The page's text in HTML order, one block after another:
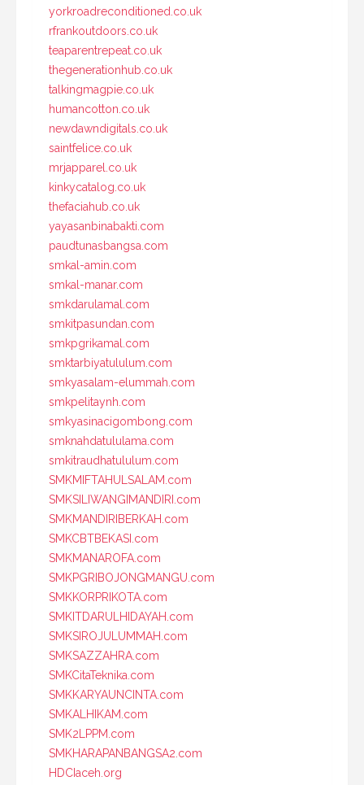
yorkroadreconditioned.co.uk
rfrankoutdoors.co.uk
teaparentrepeat.co.uk
thegenerationhub.co.uk
talkingmagpie.co.uk
humancotton.co.uk
newdawndigitals.co.uk
saintfelice.co.uk
mrjapparel.co.uk
kinkycatalog.co.uk
thefaciahub.co.uk
yayasanbinabakti.com
paudtunasbangsa.com
smkal-amin.com
smkal-manar.com
smkdarulamal.com
smkitpasundan.com
smkpgrikamal.com
smktarbiyatululum.com
smkyasalam-elummah.com
smkpelitaynh.com
smkyasinacigombong.com
smknahdatululama.com
smkitraudhatululum.com
SMKMIFTAHULSALAM.com
SMKSILIWANGIMANDIRI.com
SMKMANDIRIBERKAH.com
SMKCBTBEKASI.com
SMKMANAROFA.com
SMKPGRIBOJONGMANGU.com
SMKKORPRIKOTA.com
SMKITDARULHIDAYAH.com
SMKSIROJULUMMAH.com
SMKSAZZAHRA.com
SMKCitaTeknika.com
SMKKARYAUNCINTA.com
SMKALHIKAM.com
SMK2LPPM.com
SMKHARAPANBANGSA2.com
HDCIaceh.org